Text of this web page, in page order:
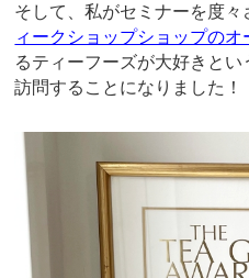
そして、私がセミナーを度々
ィークショップショップのオ
るティーフーズが大好きと
訪問することになりました！